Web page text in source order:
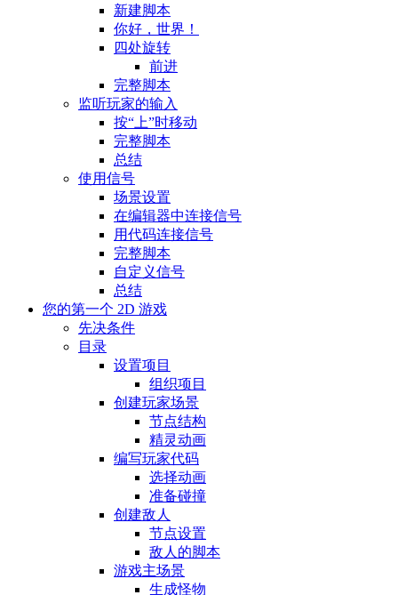
新建脚本
你好，世界！
四处旋转
前进
完整脚本
监听玩家的输入
按“上”时移动
完整脚本
总结
使用信号
场景设置
在编辑器中连接信号
用代码连接信号
完整脚本
自定义信号
总结
您的第一个 2D 游戏
先决条件
目录
设置项目
组织项目
创建玩家场景
节点结构
精灵动画
编写玩家代码
选择动画
准备碰撞
创建敌人
节点设置
敌人的脚本
游戏主场景
生成怪物